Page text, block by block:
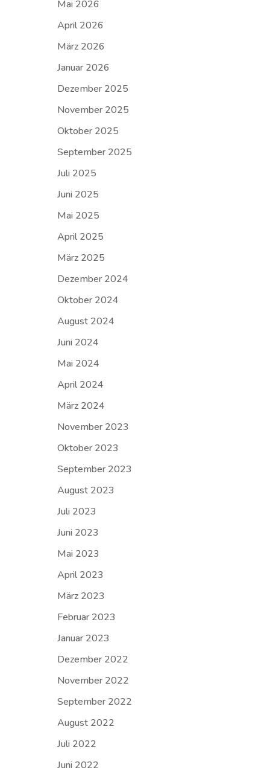
Mai 2026
April 2026
März 2026
Januar 2026
Dezember 2025
November 2025
Oktober 2025
September 2025
Juli 2025
Juni 2025
Mai 2025
April 2025
März 2025
Dezember 2024
Oktober 2024
August 2024
Juni 2024
Mai 2024
April 2024
März 2024
November 2023
Oktober 2023
September 2023
August 2023
Juli 2023
Juni 2023
Mai 2023
April 2023
März 2023
Februar 2023
Januar 2023
Dezember 2022
November 2022
September 2022
August 2022
Juli 2022
Juni 2022